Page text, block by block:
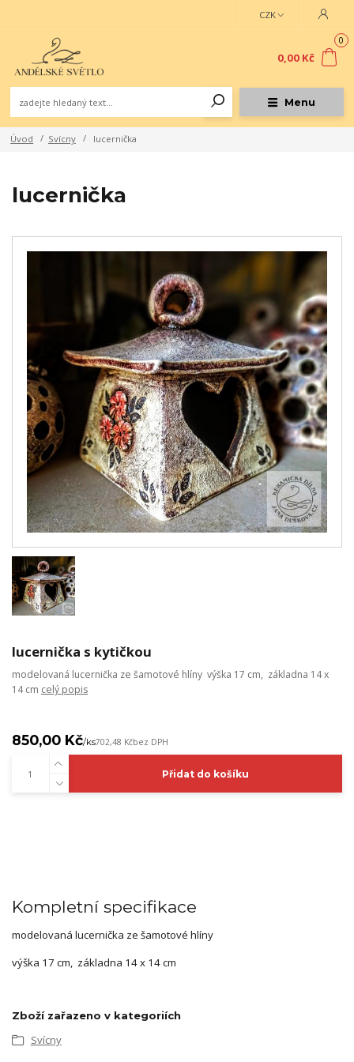
Menu
CZK
0
0,00 Kč
Úvod Svícny lucernička
lucernička
lucernička s kytičkou
modelovaná lucernička ze šamotové hlíny výška 17 cm, základna 14 x
14 cm celý popis
850,00 Kč/ks702,48 Kčbez DPH
Přidat do košíku
Kompletní specifikace
modelovaná lucernička ze šamotové hlíny
výška 17 cm, základna 14 x 14 cm
Zboží zařazeno v kategoriích
Svícny